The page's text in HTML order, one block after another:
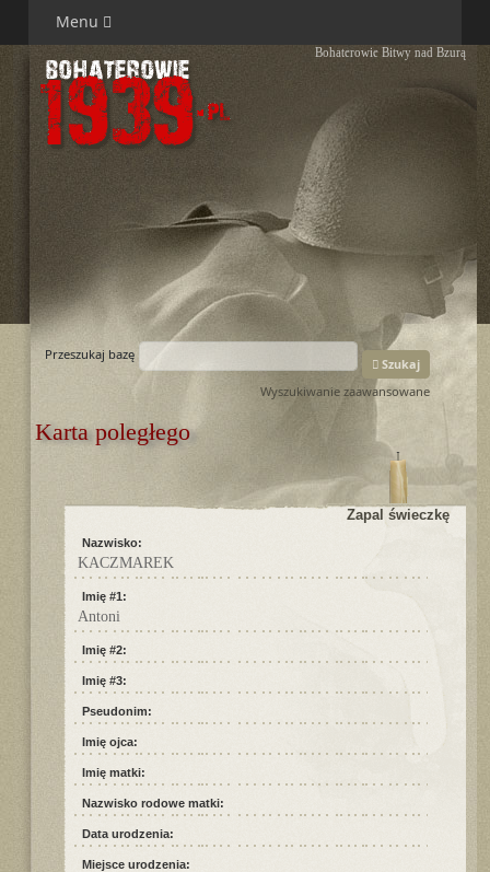
Menu
Bohaterowie Bitwy nad Bzurą
Przeszukaj bazę
Szukaj
Wyszukiwanie zaawansowane
Karta poległego
Zapal świeczkę
Nazwisko:
KACZMAREK
Imię #1:
Antoni
Imię #2:
Imię #3:
Pseudonim:
Imię ojca:
Imię matki:
Nazwisko rodowe matki:
Data urodzenia:
Miejsce urodzenia: